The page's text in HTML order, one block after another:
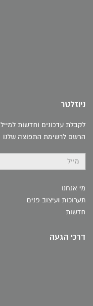
ניוזלטר
לקבלת עדכונים וחדשות למייל
הרשם לרשימת התפוצה שלנו
מי אנחנו
תערוכות ועיצוב פנים
חדשות
דרכי הגעה